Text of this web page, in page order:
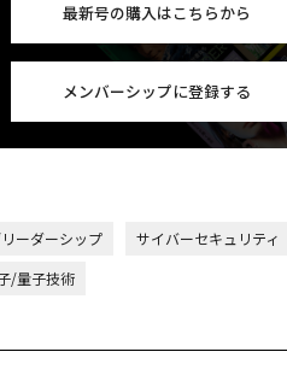
最新号の購入はこちらから
メンバーシップに登録する
ーダーシップ サイバーセキュリティ
/量子技術